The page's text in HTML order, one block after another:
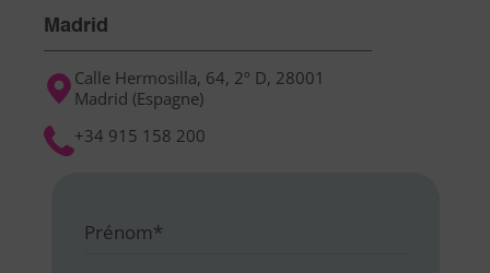
Madrid
Calle Hermosilla, 64, 2º D, 28001
Madrid (Espagne)
+34 915 158 200